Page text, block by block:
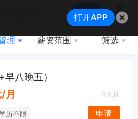
搜索
地图
理 薪资范围 筛选
八晚五）
月 5天前
历不限 申请
打开APP